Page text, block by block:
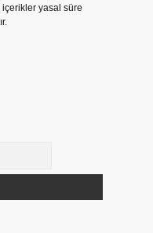
yasal süre